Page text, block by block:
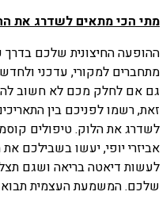
מתי הכי מתאים לשדרג את
ההופעה החיצונית שלכם בדרך
מתחברים למקורי, עדכני
גם אם לחלק מכם לא חשוב
זאת, רשמו לפניכם בין
לשדרג את הלוק. טיפולים
אביזרי יופי, יעשו בשבילכם
שלכם. המשמעת העצמית תבוא